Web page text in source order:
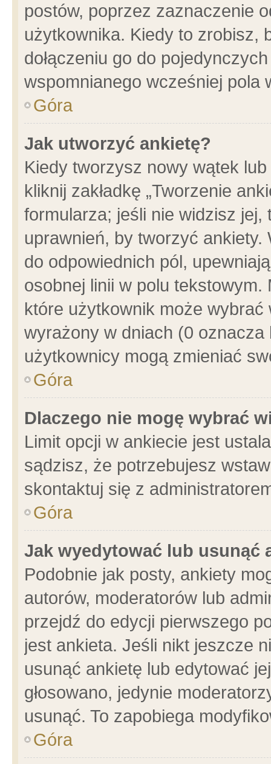
postów, poprzez zaznaczenie
użytkownika. Kiedy to zrobisz,
dołączeniu go do
wspomnianego wcześniej pola
Góra
Jak utworzyć ankietę?
Kiedy tworzysz nowy wątek
kliknij zakładkę „Tworzenie
formularza; jeśli nie widzisz
uprawnień, by tworzyć ankiety.
do odpowiednich pól,
osobnej linii w polu
które użytkownik może
wyrażony w dniach (0
użytkownicy mogą zmieniać
Góra
Dlaczego nie mogę wybrać
Limit opcji w ankiecie jest
sądzisz, że potrzebujesz
skontaktuj się z
Góra
Jak wyedytować lub usunąć
Podobnie jak posty, ankiety
autorów, moderatorów lub
przejdź do edycji pierwszego
jest ankieta. Jeśli nikt jeszcze
usunąć ankietę lub edytować
głosowano, jedynie
usunąć. To zapobiega
Góra